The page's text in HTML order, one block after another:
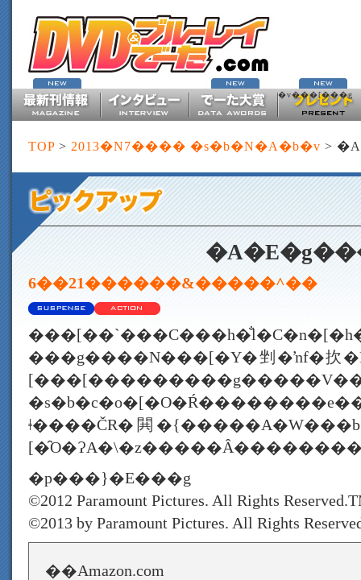
�v���[���g
TOP > 2013�N7���� �s�b�N�A�b�v >
6��21������&�����^��
���g����N���[�Y�剉�ŉf�扻
ǂ����ČR�閧
�p���}�E���g
©2012 Paramount Pictures. All Rights
©2013 by Paramount Pictures. All Rights
��Amazon.com